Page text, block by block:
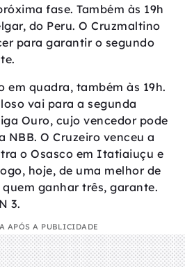
fase. Também às 19h
do Peru. O Cruzmaltino
para garantir o segundo
em quadra, também às 19h.
vai para a segunda
Ouro, cujo vencedor pode
NBB. O Cruzeiro venceu a
o Osasco em Itatiaiuçu e
hoje, de uma melhor de
ganhar três, garante.
3.
APÓS A PUBLICIDADE